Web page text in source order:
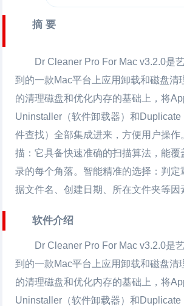
摘 要
Dr Cleaner Pro For Mac v3.2.0是
到的一款Mac平台上应用卸载和磁盘清
的清理磁盘和优化内存的基础上，将
Uninstaller（软件卸载器）和Duplicate
件查找）全部集成进来，方便用户操作
描：它具备快速准确的扫描算法，能覆
录的每个角落。智能精准的选择：判定
据文件名、创建日期、所在文件夹等因
软件介绍
Dr Cleaner Pro For Mac v3.2.0是
到的一款Mac平台上应用卸载和磁盘清
的清理磁盘和优化内存的基础上，将
Uninstaller（软件卸载器）和Duplicate